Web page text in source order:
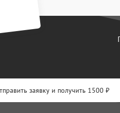
заявку и получить 1500 ₽